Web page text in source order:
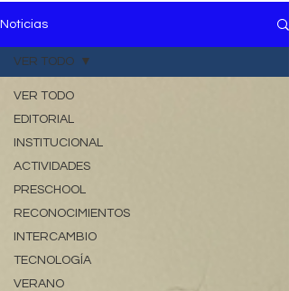
Noticias
VER TODO
EDITORIAL
INSTITUCIONAL
ACTIVIDADES
PRESCHOOL
RECONOCIMIENTOS
INTERCAMBIO
TECNOLOGÍA
VERANO
VER TODO